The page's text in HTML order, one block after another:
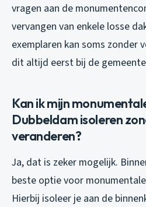
vragen aan de
vervangen van enkele losse
exemplaren kan soms zonder
dit altijd eerst bij de
Kan ik mijn
Dubbeldam isoleren
veranderen?
Ja, dat is zeker mogelijk.
beste optie voor
Hierbij isoleer je aan de